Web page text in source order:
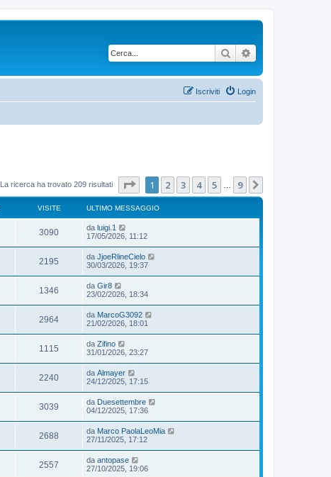
Cerca
Login
Iscriviti
La ricerca ha trovato 209 risultati Pagina di
1 2 3 4 5 9
VISITE ULTIMO MESSAGGIO
3090 da luigi.1
17/05/2026, 11:12
2195 da JjoeRlineCielo
30/03/2026, 19:37
1346 da Gir8
23/02/2026, 18:34
2964 da MarcoG3092
21/02/2026, 18:01
1115 da Zifino
31/01/2026, 23:27
2240 da Almayer
24/12/2025, 17:15
3039 da Duesettembre
04/12/2025, 17:36
2688 da Marco PaolaLeoMia
27/11/2025, 17:12
2557 da antopase
27/10/2025, 19:06